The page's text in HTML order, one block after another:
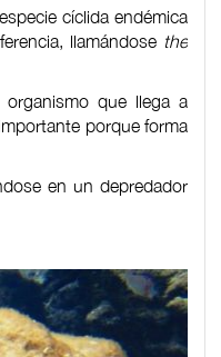
cíclida endémica
llamándose the
que llega a
porque forma
en un depredador